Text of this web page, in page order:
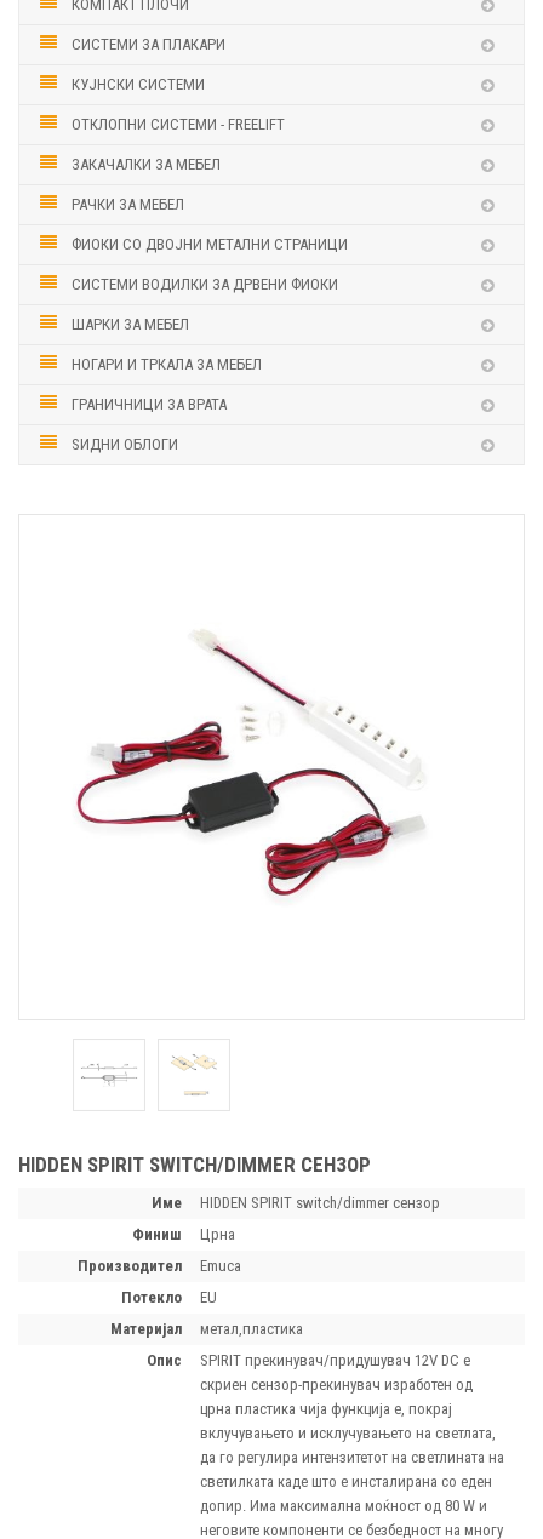
КОМПАКТ ПЛОЧИ
СИСТЕМИ ЗА ПЛАКАРИ
КУЈНСКИ СИСТЕМИ
ОТКЛОПНИ СИСТЕМИ - FREELIFT
ЗАКАЧАЛКИ ЗА МЕБЕЛ
РАЧКИ ЗА МЕБЕЛ
ФИОКИ СО ДВОЈНИ МЕТАЛНИ СТРАНИЦИ
СИСТЕМИ ВОДИЛКИ ЗА ДРВЕНИ ФИОКИ
ШАРКИ ЗА МЕБЕЛ
НОГАРИ И ТРКАЛА ЗА МЕБЕЛ
ГРАНИЧНИЦИ ЗА ВРАТА
ЅИДНИ ОБЛОГИ
HIDDEN SPIRIT SWITCH/DIMMER СЕНЗОР
Име
HIDDEN SPIRIT switch/dimmer сензор
финиш
Црна
производител
Emuca
потекло
EU
материјал
метал,пластика
опис
SPIRIT прекинувач/придушувач 12V DC е
скриен сензор-прекинувач изработен од
црна пластика чија функција е, покрај
вклучувањето и исклучувањето на светлата,
да го регулира интензитетот на светлината на
светилката каде што е инсталирана со еден
допир. Има максимална моќност од 80 W и
неговите компоненти се безбедност на многу